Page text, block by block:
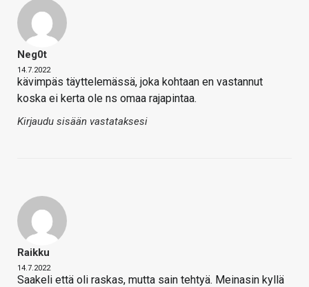
Neg0t
14.7.2022
kävimpäs täyttelemässä, joka kohtaan en vastannut
koska ei kerta ole ns omaa rajapintaa.
Kirjaudu sisään vastataksesi
Raikku
14.7.2022
Saakeli että oli raskas, mutta sain tehtyä. Meinasin kyllä